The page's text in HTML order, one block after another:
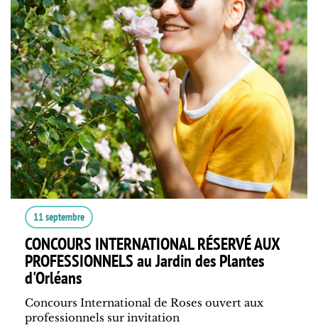
11 septembre
CONCOURS INTERNATIONAL RÉSERVÉ AUX
PROFESSIONNELS au Jardin des Plantes
d'Orléans
Concours International de Roses ouvert aux
professionnels sur invitation